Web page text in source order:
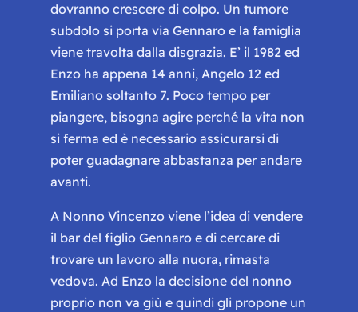
dovranno crescere di colpo. Un tumore
subdolo si porta via Gennaro e la famiglia
viene travolta dalla disgrazia. E’ il 1982 ed
Enzo ha appena 14 anni, Angelo 12 ed
Emiliano soltanto 7. Poco tempo per
piangere, bisogna agire perché la vita non
si ferma ed è necessario assicurarsi di
poter guadagnare abbastanza per andare
avanti.
A Nonno Vincenzo viene l’idea di vendere
il bar del figlio Gennaro e di cercare di
trovare un lavoro alla nuora, rimasta
vedova. Ad Enzo la decisione del nonno
proprio non va giù e quindi gli propone un